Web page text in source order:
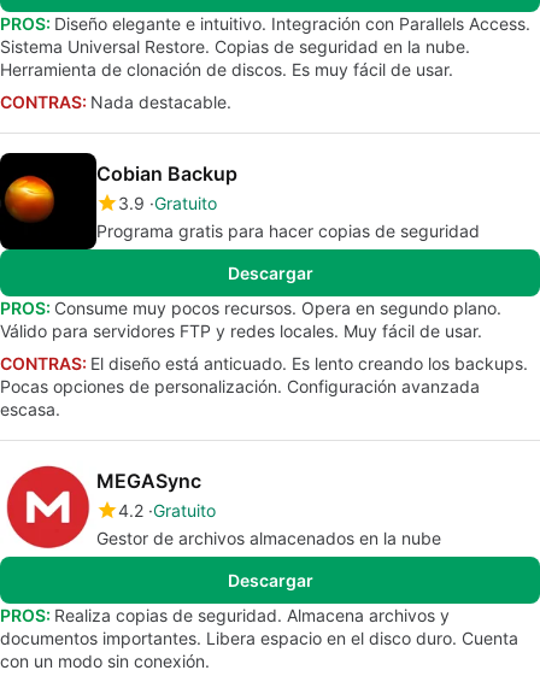
PROS: Diseño elegante e intuitivo. Integración con Parallels Access.
Sistema Universal Restore. Copias de seguridad en la nube.
Herramienta de clonación de discos. Es muy fácil de usar.
CONTRAS: Nada destacable.
Cobian Backup
3.9 Gratuito
Programa gratis para hacer copias de seguridad
Descargar
PROS: Consume muy pocos recursos. Opera en segundo plano.
Válido para servidores FTP y redes locales. Muy fácil de usar.
CONTRAS: El diseño está anticuado. Es lento creando los backups.
Pocas opciones de personalización. Configuración avanzada
escasa.
MEGASync
4.2 Gratuito
Gestor de archivos almacenados en la nube
Descargar
PROS: Realiza copias de seguridad. Almacena archivos y
documentos importantes. Libera espacio en el disco duro. Cuenta
con un modo sin conexión.